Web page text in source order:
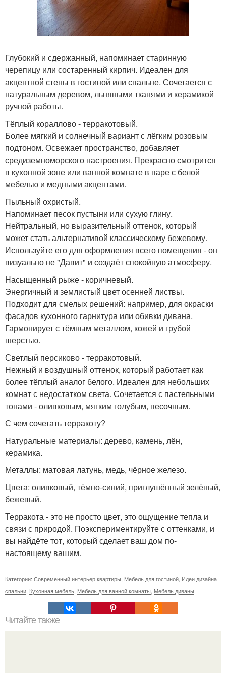
Глубокий и сдержанный, напоминает старинную
черепицу или состаренный кирпич. Идеален для
акцентной стены в гостиной или спальне. Сочетается с
натуральным деревом, льняными тканями и керамикой
ручной работы.
Тёплый кораллово - терракотовый.
Более мягкий и солнечный вариант с лёгким розовым
подтоном. Освежает пространство, добавляет
средиземноморского настроения. Прекрасно смотрится
в кухонной зоне или ванной комнате в паре с белой
мебелью и медными акцентами.
Пыльный охристый.
Напоминает песок пустыни или сухую глину.
Нейтральный, но выразительный оттенок, который
может стать альтернативой классическому бежевому.
Используйте его для оформления всего помещения - он
визуально не "Давит" и создаёт спокойную атмосферу.
Насыщенный рыже - коричневый.
Энергичный и землистый цвет осенней листвы.
Подходит для смелых решений: например, для окраски
фасадов кухонного гарнитура или обивки дивана.
Гармонирует с тёмным металлом, кожей и грубой
шерстью.
Светлый персиково - терракотовый.
Нежный и воздушный оттенок, который работает как
более тёплый аналог белого. Идеален для небольших
комнат с недостатком света. Сочетается с пастельными
тонами - оливковым, мягким голубым, песочным.
С чем сочетать терракоту?
Натуральные материалы: дерево, камень, лён,
керамика.
Металлы: матовая латунь, медь, чёрное железо.
Цвета: оливковый, тёмно-синий, приглушённый зелёный,
бежевый.
Терракота - это не просто цвет, это ощущение тепла и
связи с природой. Поэкспериментируйте с оттенками, и
вы найдёте тот, который сделает ваш дом по-
настоящему вашим.
Категории: Современный интерьер квартиры Мебель для гостиной Идеи дизайна
спальни Кухонная мебель Мебель для ванной комнаты Мебель диваны
Читайте также